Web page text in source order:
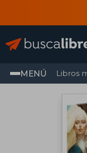
MENÚ Libros